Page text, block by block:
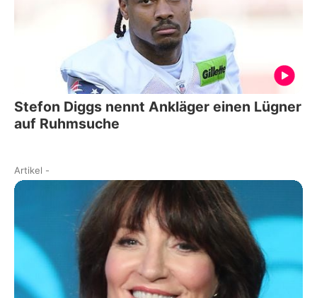
Stefon Diggs nennt Ankläger einen Lügner
auf Ruhmsuche
Artikel -